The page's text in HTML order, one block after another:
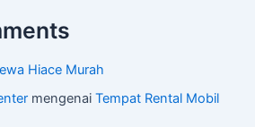
Hiace Murah
mengenaiTempat Rental Mobil